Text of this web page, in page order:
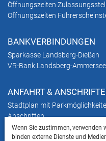
Öffnungszeiten
Öffnungszeiten
BANKVERBINDUNGEN
Sparkasse Landsberg-Dießen
VR-Bank Landsberg-
ANFAHRT &
Stadtplan mit
Anschriften
Wenn Sie zustimmen, verwenden
binden externe Dienste und